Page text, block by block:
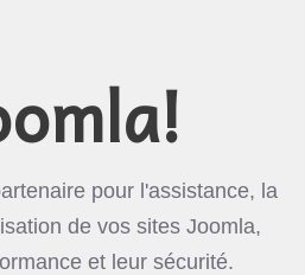
pour l'assistance, la
de vos sites Joomla,
et leur sécurité.